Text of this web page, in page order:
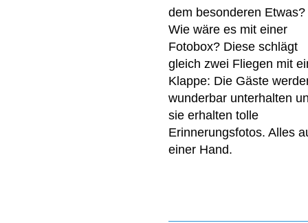
dem besonderen Etwas?
Wie wäre es mit einer
Fotobox? Diese schlägt
gleich zwei Fliegen mit
Klappe: Die Gäste
wunderbar unterhalten
sie erhalten tolle
Erinnerungsfotos. Alles
einer Hand.